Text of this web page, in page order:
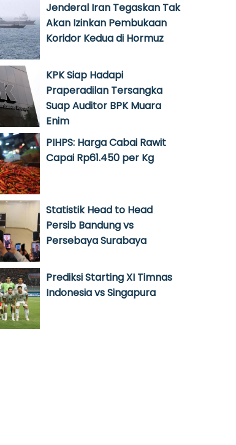
Jenderal Iran Tegaskan Tak
Akan Izinkan Pembukaan
Koridor Kedua di Hormuz
KPK Siap Hadapi
Praperadilan Tersangka
Suap Auditor BPK Muara
Enim
PIHPS: Harga Cabai Rawit
Capai Rp61.450 per Kg
Statistik Head to Head
Persib Bandung vs
Persebaya Surabaya
Prediksi Starting XI Timnas
Indonesia vs Singapura